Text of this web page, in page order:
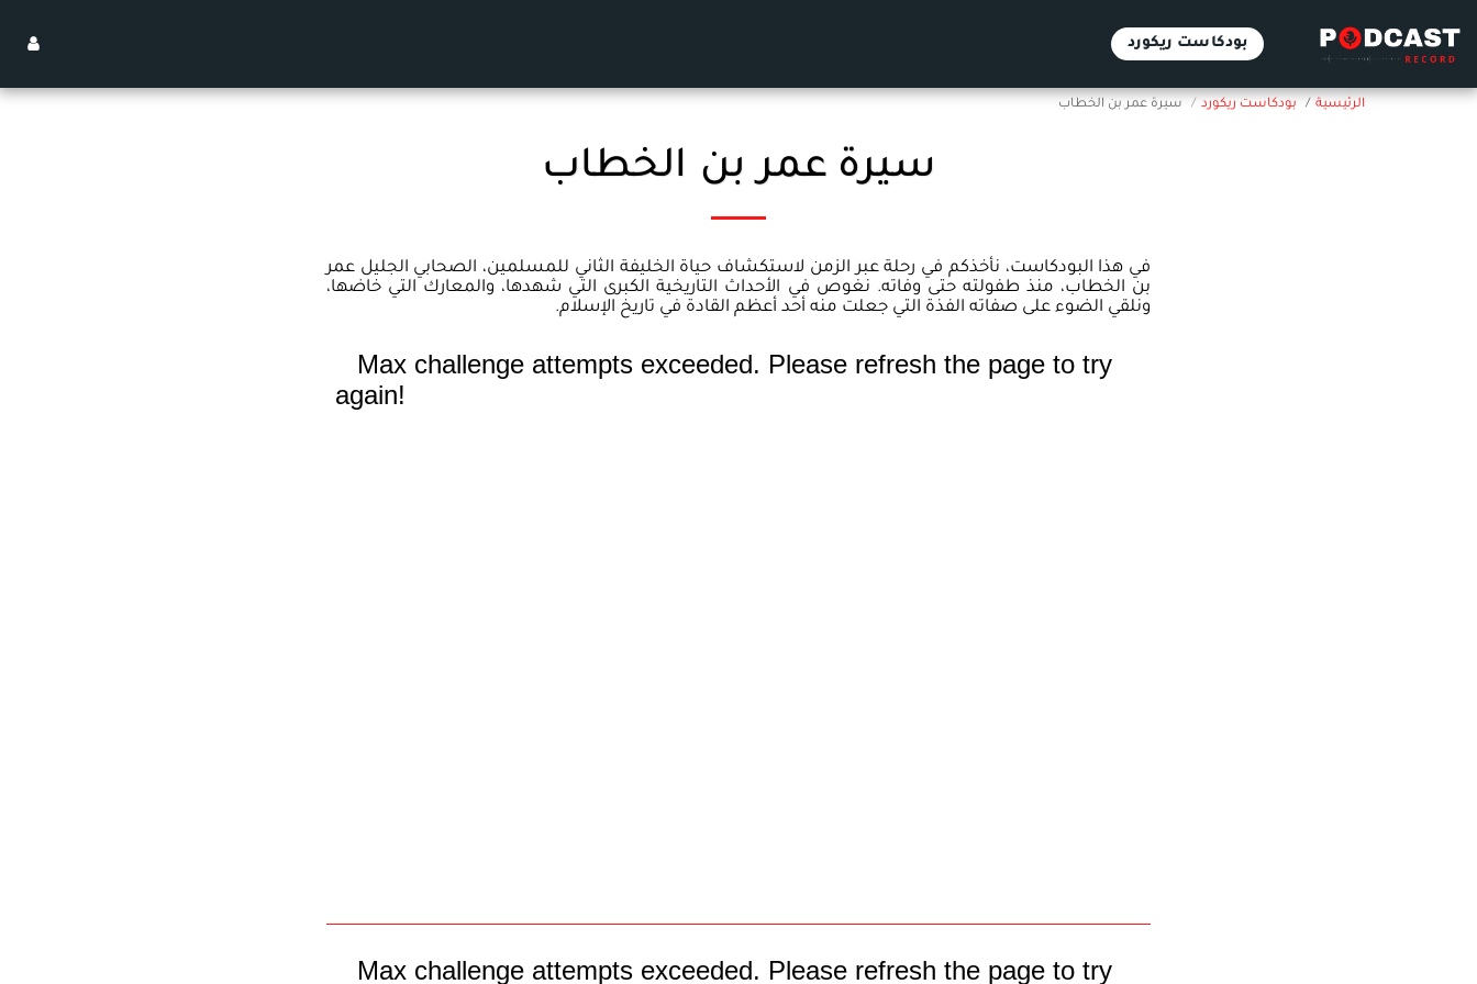
بودكاست ريكورد
الرئيسية بودكاست ريكورد سيرة عمر بن الخطاب
سيرة عمر بن الخطاب
في هذا البودكاست، نأخذكم في رحلة عبر الزمن لاستكشاف حياة الخليفة الثاني للمسلمين، الصحابي الجليل عمر
بن الخطاب، منذ طفولته حتى وفاته. نغوص في الأحداث التاريخية الكبرى التي شهدها، والمعارك التي خاضها،
ونلقي الضوء على صفاته الفذة التي جعلت منه أحد أعظم القادة في تاريخ الإسلام.